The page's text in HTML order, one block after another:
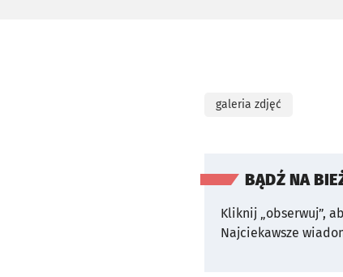
galeria zdjęć
BĄDŹ NA
Kliknij „obserwuj”,
Najciekawsze